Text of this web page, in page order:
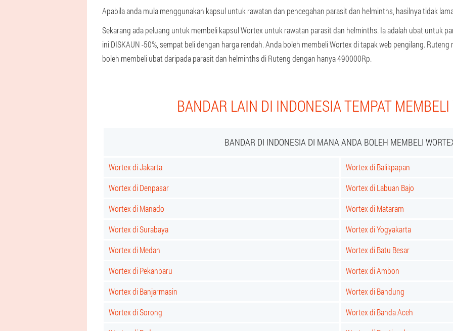
Apabila anda mula menggunakan kapsul untuk rawatan dan pencegahan parasit dan helminths, hasilnya tidak
Sekarang ada peluang untuk membeli kapsul Wortex untuk rawatan parasit dan helminths. Ia adalah ubat untuk
ini DISKAUN -50%, sempat beli dengan harga rendah. Anda boleh membeli Wortex di tapak web pengilang.
boleh membeli ubat daripada parasit dan helminths di Ruteng dengan hanya 490000Rp.
BANDAR LAIN DI INDONESIA TEMPAT MEMBELI
BANDAR DI INDONESIA DI MANA ANDA BOLEH MEMBELI
Wortex di Jakarta
Wortex di Balikpapan
Wortex di Denpasar
Wortex di Labuan Bajo
Wortex di Manado
Wortex di Mataram
Wortex di Surabaya
Wortex di Yogyakarta
Wortex di Medan
Wortex di Batu Besar
Wortex di Pekanbaru
Wortex di Ambon
Wortex di Banjarmasin
Wortex di Bandung
Wortex di Sorong
Wortex di Banda Aceh